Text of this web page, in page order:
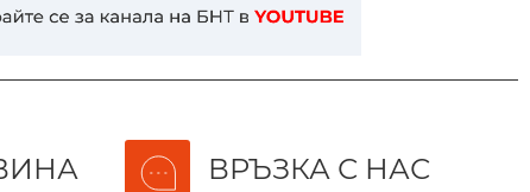
ВРЪЗКА С НАС